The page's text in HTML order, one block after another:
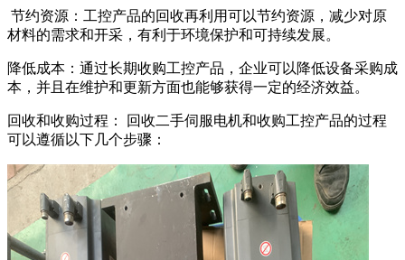
节约资源：工控产品的回收再利用可以节约资源，减少对原
材料的需求和开采，有利于环境保护和可持续发展。
降低成本：通过长期收购工控产品，企业可以降低设备采购成
本，并且在维护和更新方面也能够获得一定的经济效益。
回收和收购过程： 回收二手伺服电机和收购工控产品的过程
可以遵循以下几个步骤：